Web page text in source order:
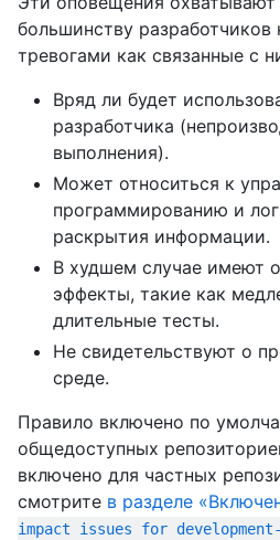
большинству
тревогами как связанные с
Вряд ли будет
разработчика
выполнения).
Может относиться к
программированию и
раскрытия информации.
В худшем случае имеют
эффекты, такие как
длительные тесты.
Не свидетельствуют о
среде.
Правило включено по
общедоступных
включено для частных
смотрите в разделе
impact issues for development-